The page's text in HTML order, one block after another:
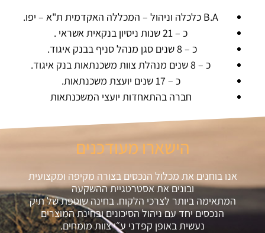
B.A כלכלה וניהול – המכללה האקדמית ת"א – יפו.
כ – 21 שנות ניסיון בנקאית אשראי .
כ – 8 שנים סגן מנהל סניף בבנק איגוד.
כ – 8 שנים מנהלת צוות משכנתאות בנק איגוד.
כ – 17 שנים יועצת משכנתאות.
חברה בהתאחדות יועצי המשכנתאות
הישארו מעודכנים
אנו בוחנים את מכלול הנכסים בצורה מקיפה ומקצועית
ובונים את אסטרטגיית ההשקעה
המתאימה ביותר לצרכי הלקוח. בחינה שוטפת של תיק
הנכסים יחד עם ניהול הסיכונים ובחינת המוצרים
נעשית באופן קפדני ע״י צוות מומחים.